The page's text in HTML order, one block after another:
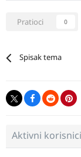
Pratioci 0
Spisak tema
Aktivni